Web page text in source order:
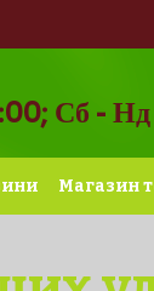
Сб -
Магазин